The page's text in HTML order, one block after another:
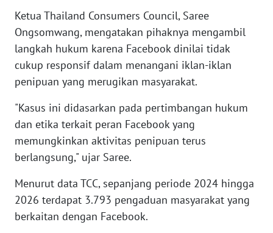
Ketua Thailand Consumers Council, Saree
Ongsomwang, mengatakan pihaknya mengambil
langkah hukum karena Facebook dinilai tidak
cukup responsif dalam menangani iklan-iklan
penipuan yang merugikan masyarakat.
"Kasus ini didasarkan pada pertimbangan hukum
dan etika terkait peran Facebook yang
memungkinkan aktivitas penipuan terus
berlangsung," ujar Saree.
Menurut data TCC, sepanjang periode 2024 hingga
2026 terdapat 3.793 pengaduan masyarakat yang
berkaitan dengan Facebook.
Wahana
News
Regional
WN
SUMUT
WN
WN
JABAR